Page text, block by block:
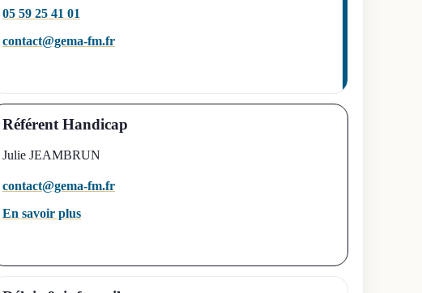
05 59 25 41 01
contact@gema-fm.fr
Référent Handicap
Julie JEAMBRUN
contact@gema-fm.fr
En savoir plus